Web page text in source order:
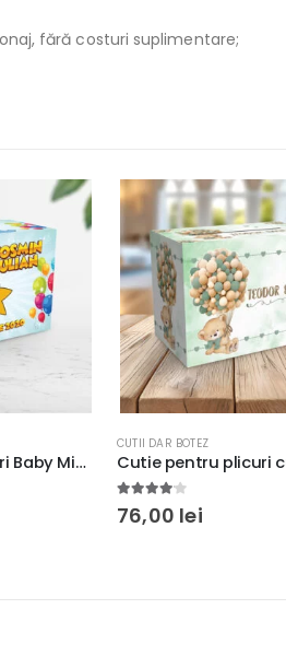
fără costuri suplimentare;
Cutie pentru plicuri cu Ursuleţ şi baloane, fundal verde watercolor, 33x23x23cm, carton fotografic 300g/m²
CUTII DAR BOTEZ
0out of 5
76,00 lei